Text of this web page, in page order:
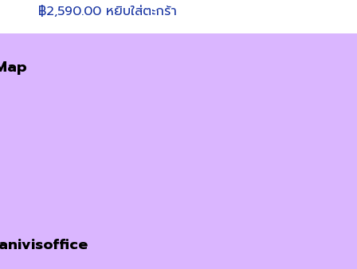
฿2,590.00 หยิบใส่ตะกร้า